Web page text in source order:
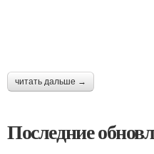
читать дальше →
Последние